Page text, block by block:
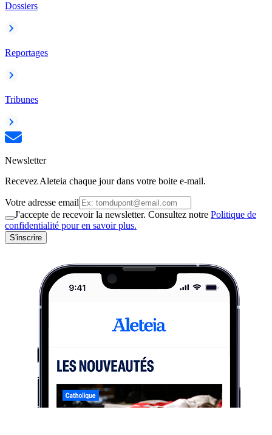
Dossiers
Reportages
Tribunes
Newsletter
Recevez Aleteia chaque jour dans votre boite e-mail.
Votre adresse email
J'accepte de recevoir la newsletter. Consultez notre Politique de
confidentialité pour en savoir plus.
S'inscrire